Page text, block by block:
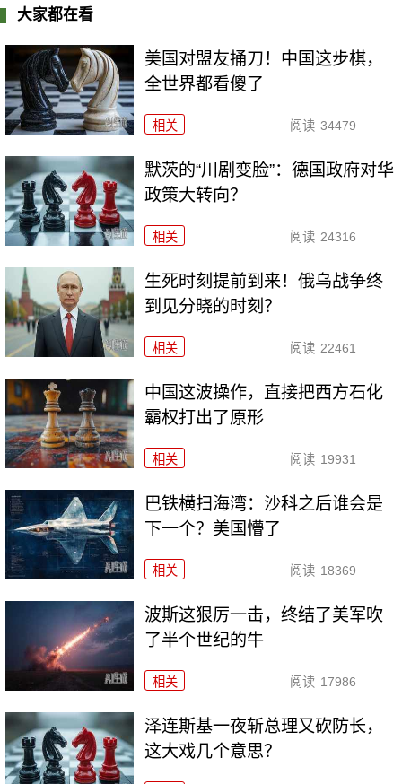
大家都在看
美国对盟友捅刀！中国这步棋，
全世界都看傻了
相关 阅读 34479
默茨的“川剧变脸”：德国政府对华
政策大转向？
相关 阅读 24316
生死时刻提前到来！俄乌战争终
到见分晓的时刻？
相关 阅读 22461
中国这波操作，直接把西方石化
霸权打出了原形
相关 阅读 19931
巴铁横扫海湾：沙科之后谁会是
下一个？美国懵了
相关 阅读 18369
波斯这狠厉一击，终结了美军吹
了半个世纪的牛
相关 阅读 17986
泽连斯基一夜斩总理又砍防长，
这大戏几个意思？